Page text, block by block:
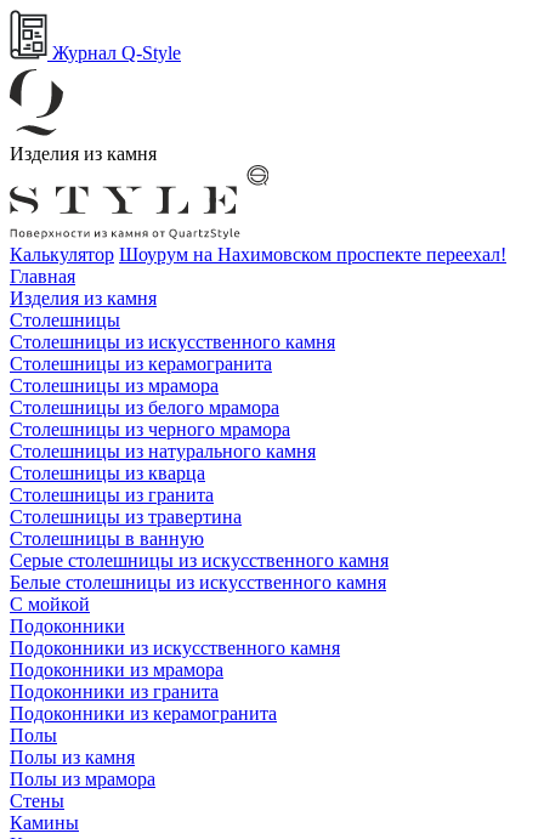
Журнал Q-Style
Изделия из камня
Калькулятор Шоурум на Нахимовском проспекте переехал!
Главная
Изделия из камня
Столешницы
Столешницы из искусственного камня
Столешницы из керамогранита
Столешницы из мрамора
Столешницы из белого мрамора
Столешницы из черного мрамора
Столешницы из натурального камня
Столешницы из кварца
Столешницы из гранита
Столешницы из травертина
Столешницы в ванную
Серые столешницы из искусственного камня
Белые столешницы из искусственного камня
С мойкой
Подоконники
Подоконники из искусственного камня
Подоконники из мрамора
Подоконники из гранита
Подоконники из керамогранита
Полы
Полы из камня
Полы из мрамора
Стены
Камины